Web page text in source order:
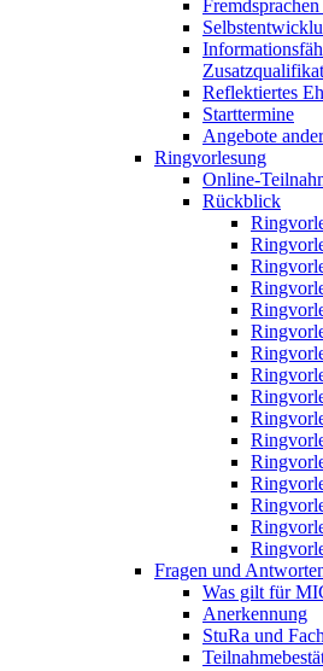
Reflektiertes
Starttermine
Angebote
Ringvorlesung
Online-
Rückblick
Fragen und
Was gilt für
Anerkennung
StuRa und